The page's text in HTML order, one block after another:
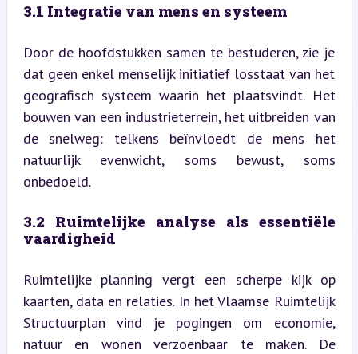
3.1 Integratie van mens en systeem
Door de hoofdstukken samen te bestuderen, zie je
dat geen enkel menselijk initiatief losstaat van het
geografisch systeem waarin het plaatsvindt. Het
bouwen van een industrieterrein, het uitbreiden van
de snelweg: telkens beïnvloedt de mens het
natuurlijk evenwicht, soms bewust, soms
onbedoeld.
3.2 Ruimtelijke analyse als essentiële
vaardigheid
Ruimtelijke planning vergt een scherpe kijk op
kaarten, data en relaties. In het Vlaamse Ruimtelijk
Structuurplan vind je pogingen om economie,
natuur en wonen verzoenbaar te maken. De